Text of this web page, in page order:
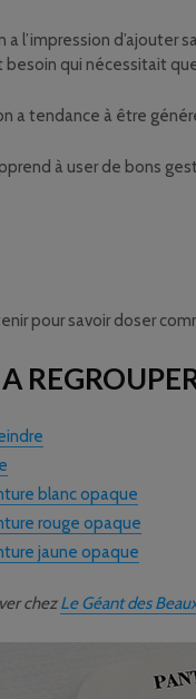
a l’impression
qui nécessitait
a tendance à être
à user de bons
pour savoir doser
blanc opaque
rouge opaque
jaune opaque
chezLe Géant des